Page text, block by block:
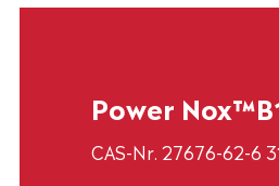
Power
CAS-Nr. 27676-62-6